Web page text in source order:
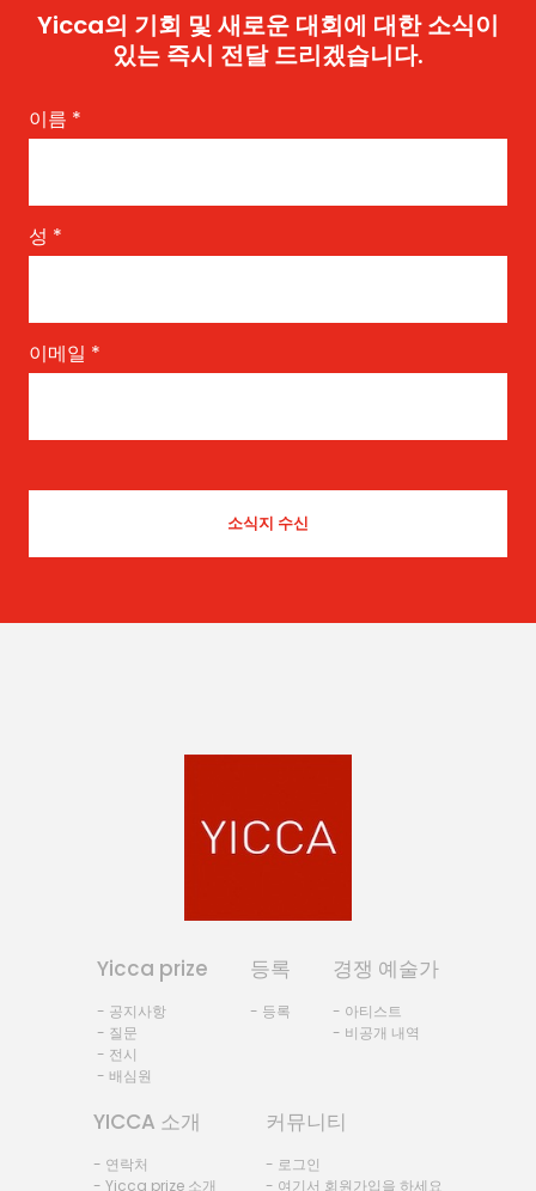
Yicca의 기회 및 새로운 대회에 대한 소식이
있는 즉시 전달 드리겠습니다.
이름 *
성 *
이메일 *
Yicca prize
- 공지사항
- 질문
- 전시
- 배심원
등록
- 등록
경쟁 예술가
- 아티스트
- 비공개 내역
YICCA 소개
- 연락처
- Yicca prize 소개
커뮤니티
- 로그인
- 여기서 회원가입을 하세요